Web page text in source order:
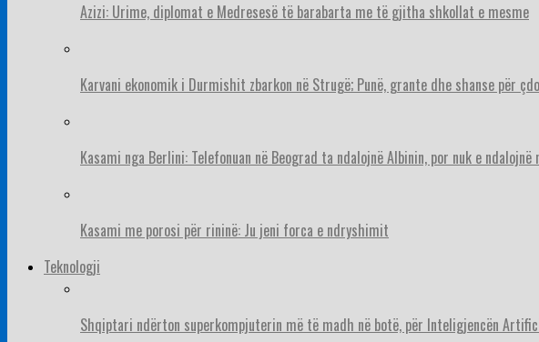
Azizi: Urime, diplomat e Medresesë të barabarta me të gjitha shkollat e mesme
Karvani ekonomik i Durmishit zbarkon në Strugë; Punë, grante dhe shanse për
Kasami nga Berlini: Telefonuan në Beograd ta ndalojnë Albinin, por nuk e
Kasami me porosi për rininë: Ju jeni forca e ndryshimit
Teknologji
Shqiptari ndërton superkompjuterin më të madh në botë, për Inteligjencën